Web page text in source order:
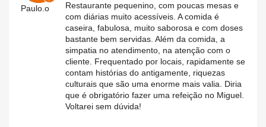
Paulo.o
Restaurante pequenino, com poucas mesas e
com diárias muito acessíveis. A comida é
caseira, fabulosa, muito saborosa e com doses
bastante bem servidas. Além da comida, a
simpatia no atendimento, na atenção com o
cliente. Frequentado por locais, rapidamente se
contam histórias do antigamente, riquezas
culturais que são uma enorme mais valia. Diria
que é obrigatório fazer uma refeição no Miguel.
Voltarei sem dúvida!